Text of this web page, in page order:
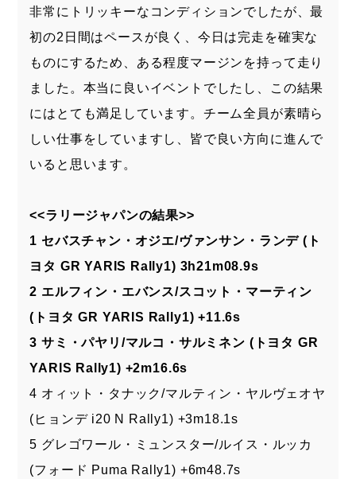
非常にトリッキーなコンディションでしたが、最
初の2日間はペースが良く、今日は完走を確実な
ものにするため、ある程度マージンを持って走り
ました。本当に良いイベントでしたし、この結果
にはとても満足しています。チーム全員が素晴ら
しい仕事をしていますし、皆で良い方向に進んで
いると思います。
<<ラリージャパンの結果>>
1 セバスチャン・オジエ/ヴァンサン・ランデ (ト
ヨタ GR YARIS Rally1) 3h21m08.9s
2 エルフィン・エバンス/スコット・マーティン
(トヨタ GR YARIS Rally1) +11.6s
3 サミ・パヤリ/マルコ・サルミネン (トヨタ GR
YARIS Rally1) +2m16.6s
4 オィット・タナック/マルティン・ヤルヴェオヤ
(ヒョンデ i20 N Rally1) +3m18.1s
5 グレゴワール・ミュンスター/ルイス・ルッカ
(フォード Puma Rally1) +6m48.7s